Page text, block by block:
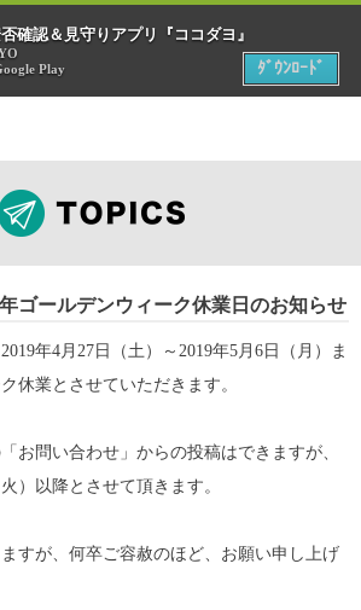
災害時
MENU
ゴールデンウィーク休業日のお知らせ
年4月27日（土）～2019年5月6日（月）ま
休業とさせていただきます。
お問い合わせ」からの投稿はできますが、
）以降とさせて頂きます。
すが、何卒ご容赦のほど、お願い申し上げ
確認＆見守りアプリ『ココダヨ』
Play
ﾀﾞｳﾝﾛｰﾄﾞ